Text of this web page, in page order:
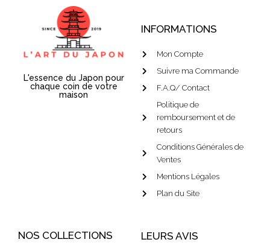
L'essence du Japon pour
chaque coin de votre
maison
INFORMATIONS
Mon Compte
Suivre ma Commande
F.A.Q/ Contact
Politique de
remboursement et de
retours
Conditions Générales de
Ventes
Mentions Légales
Plan du Site
NOS COLLECTIONS LEURS AVIS